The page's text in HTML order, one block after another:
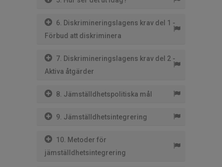
6. Diskrimineringslagens krav del 1 -
Förbud att diskriminera
7. Diskrimineringslagens krav del 2 -
Aktiva åtgärder
8. Jämställdhetspolitiska mål
9. Jämställdhetsintegrering
10. Metoder för
jämställdhetsintegrering